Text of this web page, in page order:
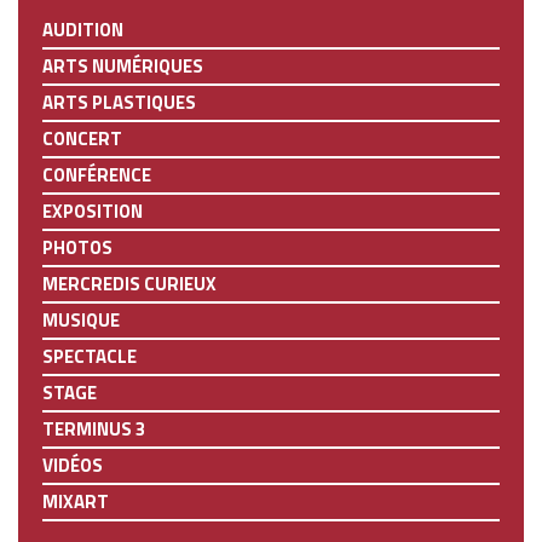
AUDITION
ARTS NUMÉRIQUES
ARTS PLASTIQUES
CONCERT
CONFÉRENCE
EXPOSITION
PHOTOS
MERCREDIS CURIEUX
MUSIQUE
SPECTACLE
STAGE
TERMINUS 3
VIDÉOS
MIXART